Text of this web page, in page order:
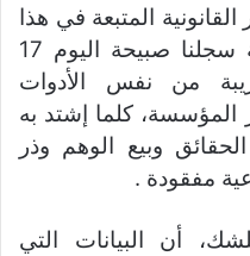
المتبعة في هذا
الشأن، فإننا بالنقابة الوطنية سجلنا صبيحة اليوم 17
مريبة من نفس الأدوات
المؤسسة، كلما إشتد به
وبيع الوهم وذر
مفقودة .
أن البيانات التي